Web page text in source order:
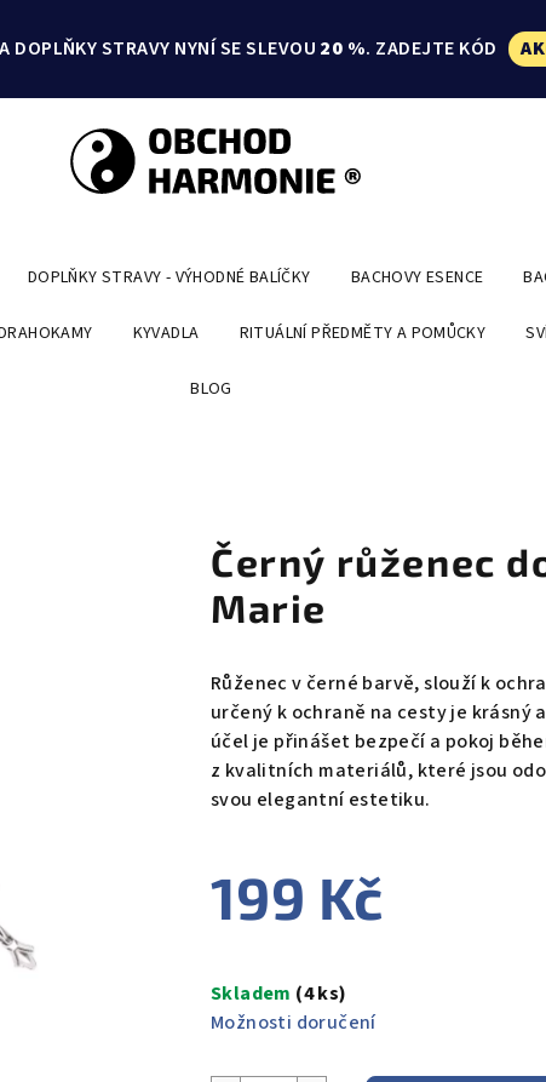
DOPLŇKY STRAVY NYNÍ SE SLEVOU 20 %. ZADEJTE KÓD
DOPLŇKY STRAVY - VÝHODNÉ BALÍČKY BACHOVY ESENCE
KYVADLA RITUÁLNÍ PŘEDMĚTY A POMŮCKY
BLOG
Černý růženec
Marie
Růženec v černé barvě, slouží k
určený k ochraně na cesty je krásný
účel je přinášet bezpečí a pokoj
z kvalitních materiálů, které jsou
svou elegantní estetiku.
199 Kč
cena:
Skladem (4 ks)
Možnosti doručení